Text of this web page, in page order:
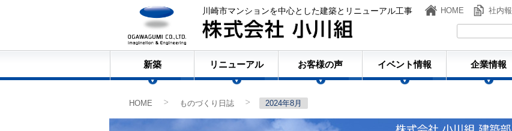
川崎市マンションを中心とした建築とリニューアル工事
HOME 社内報
新築 リニューアル お客様の声 イベント情報 企業情報
HOME
ものづくり日誌
2024年8月